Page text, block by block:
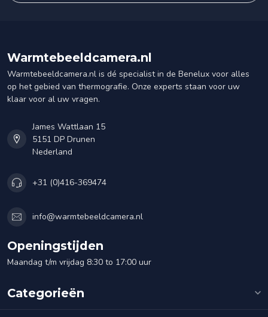
Warmtebeeldcamera.nl
Warmtebeeldcamera.nl is dé specialist in de Benelux voor alles
op het gebied van thermografie. Onze experts staan voor uw
klaar voor al uw vragen.
James Wattlaan 15
5151 DP Drunen
Nederland
+31 (0)416-369474
info@warmtebeeldcamera.nl
Openingstijden
Maandag t/m vrijdag 8:30 to 17:00 uur
Categorieën